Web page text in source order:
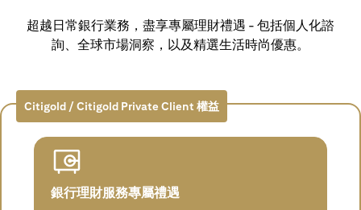
超越日常銀行業務，盡享專屬理財禮遇 - 包括個人化諮
詢、全球市場洞察，以及精選生活時尚優惠。
Citigold / Citigold Private Client 權益
銀行理財服務專屬禮遇